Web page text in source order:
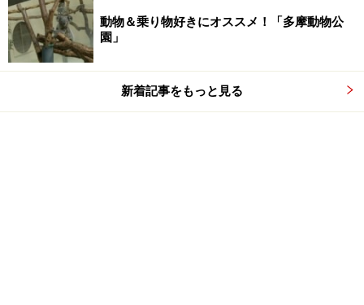
動物＆乗り物好きにオススメ！「多摩動物公
園」
新着記事をもっと見る